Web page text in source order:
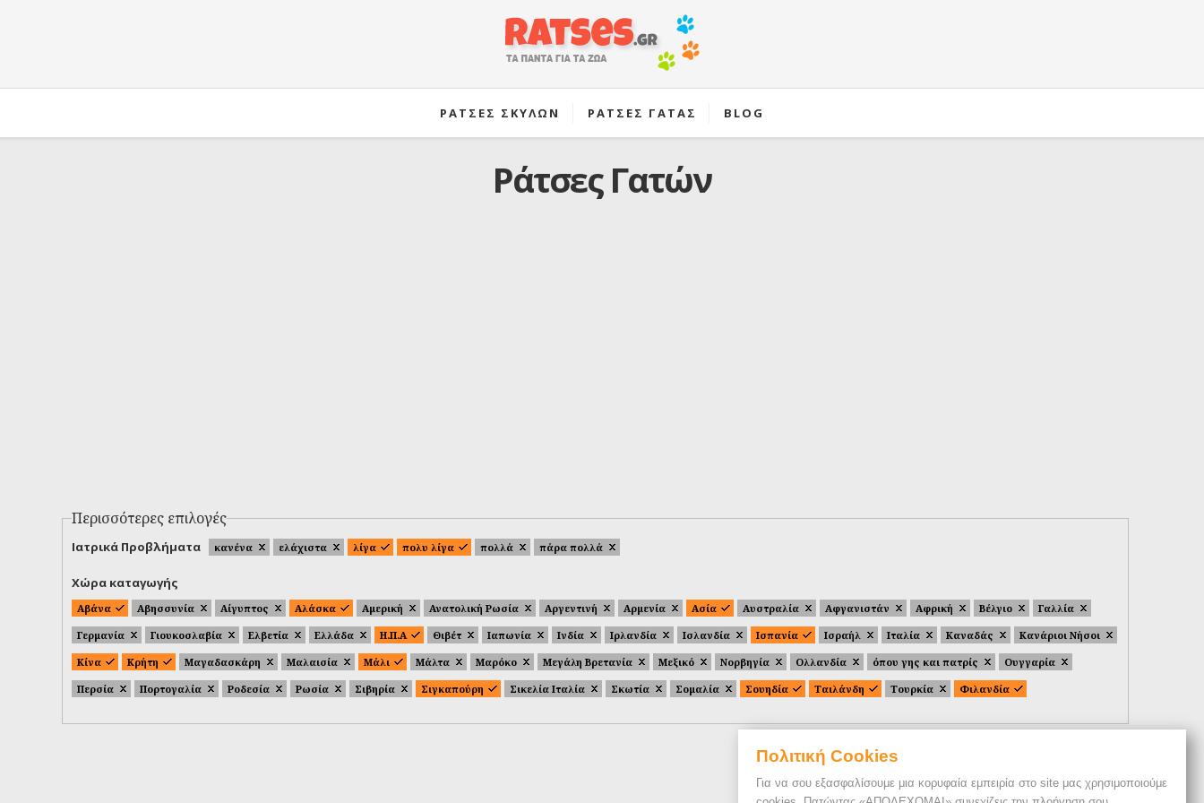
Πολιτική Cookies
Για να σου εξασφαλίσουμε μια κορυφαία εμπειρία στο site μας χρησιμοποιούμε
ΡΑΤΣΕΣ ΣΚΥΛΩΝ ΡΑΤΣΕΣ ΓΑΤΑΣ BLOG
Ράτσες Γατών
Περισσότερες επιλογές
Ιατρικά Προβλήματα κανένα ελάχιστα λίγα πολυ λίγα πολλά πάρα πολλά
Χώρα καταγωγής
Αβάνα Αβησσυνία Αίγυπτος Αλάσκα Αμερική Ανατολική Ρωσία Αργεντινή Αρμενία Ασία Αυστραλία Αφγανιστάν Αφρική Βέλγιο
Γαλλία
Γερμανία
Γιουκοσλαβία Ελβετία Ελλάδα Η.Π.Α Θιβέτ Ιαπωνία Ινδία Ιρλανδία Ισλανδία Ισπανία Ισραήλ Ιταλία Καναδάς
Κανάριοι Νήσοι
Κίνα
Κρήτη Μαγαδασκάρη Μαλαισία Μάλι Μάλτα Μαρόκο Μεγάλη Βρετανία Μεξικό Νορβηγία Ολλανδία όπου γης και πατρίς
Ουγγαρία
Περσία
Πορτογαλία Ροδεσία Ρωσία Σιβηρία Σιγκαπούρη Σικελία Ιταλία Σκωτία Σομαλία Σουηδία Ταιλάνδη Τουρκία Φιλανδία